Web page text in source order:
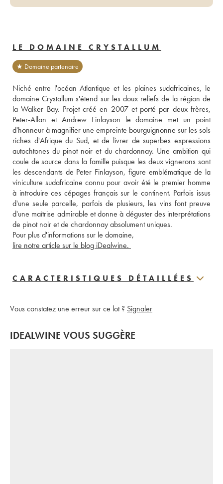
LE DOMAINE CRYSTALLUM
★ Domaine partenaire
Niché entre l'océan Atlantique et les plaines sudafricaines, le
domaine Crystallum s'étend sur les doux reliefs de la région de
la Walker Bay. Projet créé en 2007 et porté par deux frères,
Peter-Allan et Andrew Finlayson le domaine met un point
d'honneur à magnifier une empreinte bourguignonne sur les sols
riches d'Afrique du Sud, et de livrer de superbes expressions
autochtones du pinot noir et du chardonnay. Une ambition qui
coule de source dans la famille puisque les deux vignerons sont
les descendants de Peter Finlayson, figure emblématique de la
viniculture sudafricaine connu pour avoir été le premier homme
à introduire ces cépages français sur le continent. Parfois issus
d'une seule parcelle, parfois de plusieurs, les vins font preuve
d'une maîtrise admirable et donne à déguster des interprétations
de pinot noir et de chardonnay absolument uniques.
Pour plus d'informations sur le domaine,
CARACTERISTIQUES DÉTAILLÉES
Vous constatez une erreur sur ce lot ? Signaler
IDEALWINE VOUS SUGGÈRE